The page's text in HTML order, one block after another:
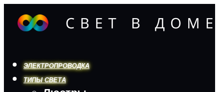
ЭЛЕКТРОПРОВОДКА
ТИПЫ СВЕТА